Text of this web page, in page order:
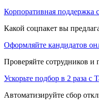
Корпоративная поддержка
Какой соцпакет вы
Оформляйте кандидатов
Проверяйте сотрудников
Ускорьте подбор в 2 раза с
Автоматизируйте сбор